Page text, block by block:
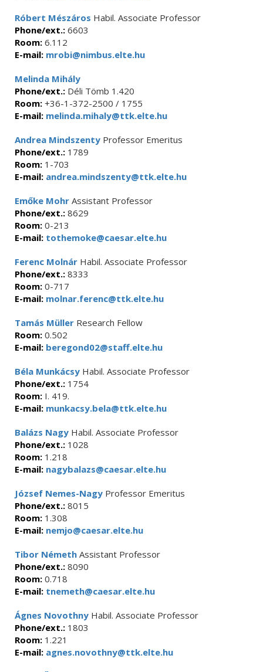
Róbert Mészáros Habil. Associate Professor
Phone/ext.: 6603
Room: 6.112
E-mail: mrobi@nimbus.elte.hu
Melinda Mihály
Phone/ext.: Déli Tömb 1.420
Room: +36-1-372-2500 / 1755
E-mail: melinda.mihaly@ttk.elte.hu
Andrea Mindszenty Professor Emeritus
Phone/ext.: 1789
Room: 1-703
E-mail: andrea.mindszenty@ttk.elte.hu
Emőke Mohr Assistant Professor
Phone/ext.: 8629
Room: 0-213
E-mail: tothemoke@caesar.elte.hu
Ferenc Molnár Habil. Associate Professor
Phone/ext.: 8333
Room: 0-717
E-mail: molnar.ferenc@ttk.elte.hu
Tamás Müller Research Fellow
Room: 0.502
E-mail: beregond02@staff.elte.hu
Béla Munkácsy Habil. Associate Professor
Phone/ext.: 1754
Room: I. 419.
E-mail: munkacsy.bela@ttk.elte.hu
Balázs Nagy Habil. Associate Professor
Phone/ext.: 1028
Room: 1.218
E-mail: nagybalazs@caesar.elte.hu
József Nemes-Nagy Professor Emeritus
Phone/ext.: 8015
Room: 1.308
E-mail: nemjo@caesar.elte.hu
Tibor Németh Assistant Professor
Phone/ext.: 8090
Room: 0.718
E-mail: tnemeth@caesar.elte.hu
Ágnes Novothny Habil. Associate Professor
Phone/ext.: 1803
Room: 1.221
E-mail: agnes.novothny@ttk.elte.hu